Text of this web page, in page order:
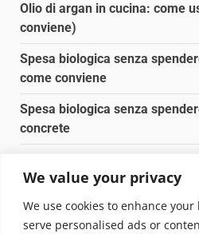
We value your privacy
We use cookies to enhance
serve personalised ads or
Olio di argan in cucina: come
conviene)
Spesa biologica senza
come conviene
Spesa biologica senza
concrete
Pulizia naturale della casa: 3
sostituiscono 10 prodotti